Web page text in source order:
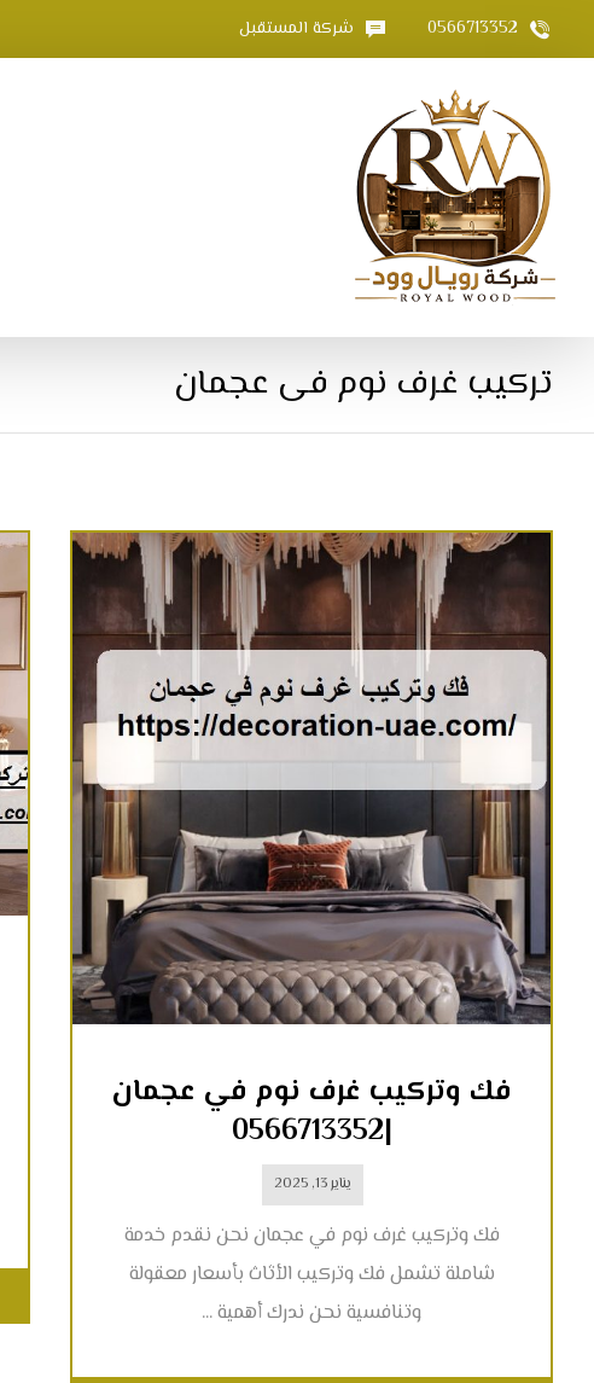
0566713352 شركة المستقبل
تركيب غرف نوم فى عجمان
فك وتركيب غرف نوم في عجمان
|0566713352
يناير 13, 2025
فك وتركيب غرف نوم في عجمان نحن نقدم خدمة
شاملة تشمل فك وتركيب الأثاث بأسعار معقولة
وتنافسية نحن ندرك أهمية ...